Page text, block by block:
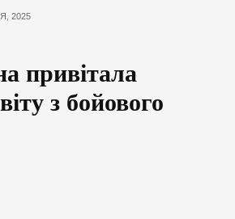
2025
привітала
з бойового